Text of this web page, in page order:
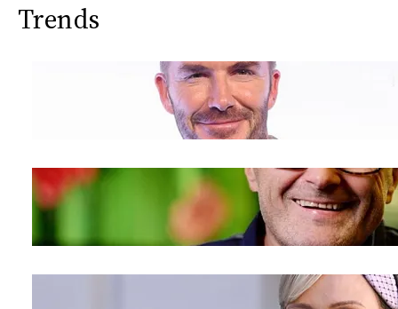
Trends